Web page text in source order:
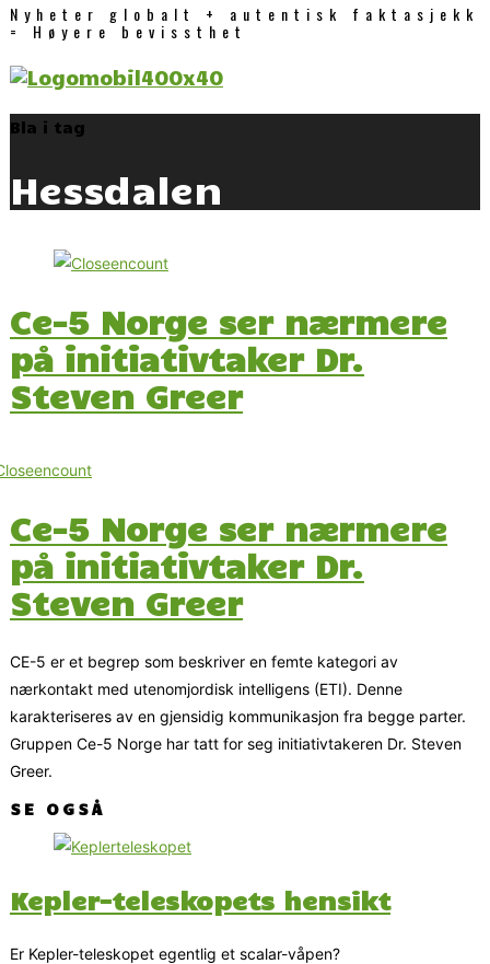
Nyheter globalt + autentisk faktasjekk
= Høyere bevissthet
Bla i tag
Hessdalen
Ce-5 Norge ser nærmere
på initiativtaker Dr.
Steven Greer
Ce-5 Norge ser nærmere
på initiativtaker Dr.
Steven Greer
CE-5 er et begrep som beskriver en femte kategori av
nærkontakt med utenomjordisk intelligens (ETI). Denne
karakteriseres av en gjensidig kommunikasjon fra begge parter.
Gruppen Ce-5 Norge har tatt for seg initiativtakeren Dr. Steven
Greer.
SE OGSÅ
Kepler-teleskopets hensikt
Er Kepler-teleskopet egentlig et scalar-våpen?